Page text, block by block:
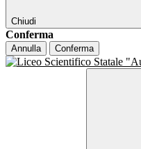
Chiudi
Conferma
Annulla Conferma